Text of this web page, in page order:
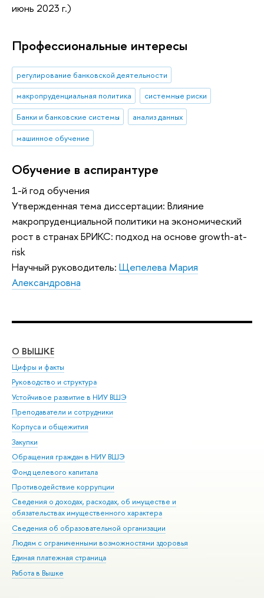
июнь 2023 г.)
Профессиональные интересы
регулирование банковской деятельности
макропруденциальная политика
системные риски
Банки и банковские системы
анализ данных
машинное обучение
Обучение в аспирантуре
1-й год обучения
Утвержденная тема диссертации: Влияние
макропруденциальной политики на экономический
рост в странах БРИКС: подход на основе growth-at-
risk
Научный руководитель: Щепелева Мария
Александровна
О ВЫШКЕ
Цифры и факты
Руководство и структура
Устойчивое развитие в НИУ ВШЭ
Преподаватели и сотрудники
Корпуса и общежития
Закупки
Обращения граждан в НИУ ВШЭ
Фонд целевого капитала
Противодействие коррупции
Сведения о доходах, расходах, об имуществе и
обязательствах имущественного характера
Сведения об образовательной организации
Людям с ограниченными возможностями здоровья
Единая платежная страница
Работа в Вышке